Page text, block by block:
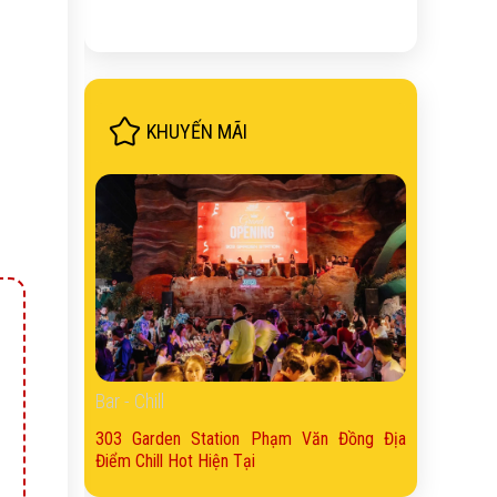
KHUYẾN MÃI
Bar - Chill
303 Garden Station Phạm Văn Đồng Địa
Điểm Chill Hot Hiện Tại